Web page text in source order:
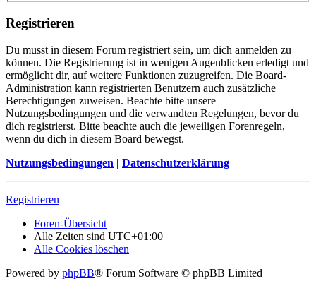
Registrieren
Du musst in diesem Forum registriert sein, um dich anmelden zu
können. Die Registrierung ist in wenigen Augenblicken erledigt und
ermöglicht dir, auf weitere Funktionen zuzugreifen. Die Board-
Administration kann registrierten Benutzern auch zusätzliche
Berechtigungen zuweisen. Beachte bitte unsere
Nutzungsbedingungen und die verwandten Regelungen, bevor du
dich registrierst. Bitte beachte auch die jeweiligen Forenregeln,
wenn du dich in diesem Board bewegst.
Nutzungsbedingungen | Datenschutzerklärung
Registrieren
Foren-Übersicht
Alle Zeiten sind UTC+01:00
Alle Cookies löschen
Powered by phpBB® Forum Software © phpBB Limited